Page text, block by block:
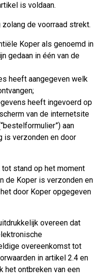
is voldaan.
de voorraad strekt.
Koper als genoemd in
gedaan in één van de
heeft aangegeven welk
heeft ingevoerd op
van de internetsite
aan
is verzonden en door
stand op het moment
de Koper is verzonden en
door Koper opgegeven
overeen dat
overeenkomst tot
in artikel 2.4 en
het ontbreken van een